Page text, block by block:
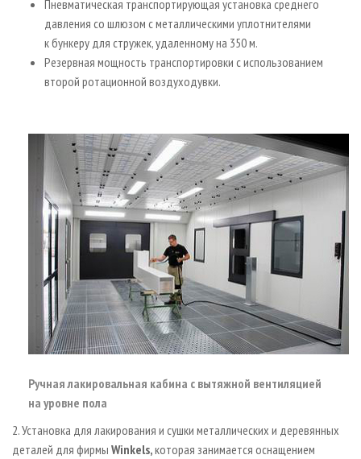
Пневматическая транспортирующая установка среднего
давления со шлюзом с металлическими уплотнителями
к бункеру для стружек, удаленному на 350 м.
Резервная мощность транспортировки с использованием
второй ротационной воздуходувки.
Ручная лакировальная кабина с вытяжной вентиляцией
на уровне пола
2. Установка для лакирования и сушки металлических и деревянных
деталей для фирмы Winkels,которая занимается оснащением